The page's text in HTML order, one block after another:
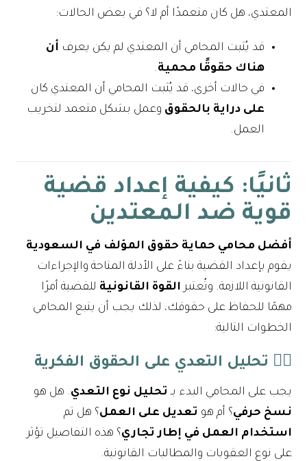
المعتدي، هل كان متعمدًا أم لا؟ في بعض الحالات:
قد يُثبت المحامي أن المعتدي لم يكن يعرف أن
هناك حقوقًا محمية.
في حالات أخرى، قد يُثبت المحامي أن المعتدي كان
على دراية بالحقوق وعمل بشكل متعمد لتخريب
العمل.
ثانيًا: كيفية إعداد قضية
قوية ضد المعتدين
أفضل محامي حماية حقوق المؤلف في السعودية
يقوم بإعداد القضية بناءً على الأدلة المتاحة والإجراءات
القانونية اللازمة. وتُعتبر القوة القانونية للقضية أمرًا
مهمًا للحفاظ على حقوقك، لذلك يجب أن يتبع المحامي
الخطوات التالية:
١️⃣ تحليل التعدي على الحقوق الفكرية
يجب على المحامي البدء بـ تحليل نوع التعدي. هل هو
نسخ حرفي؟ أم هو تعديل على العمل؟ هل تم
استخدام العمل في إطار تجاري؟ هذه التفاصيل تؤثر
على نوع العقوبات والمطالبات القانونية.